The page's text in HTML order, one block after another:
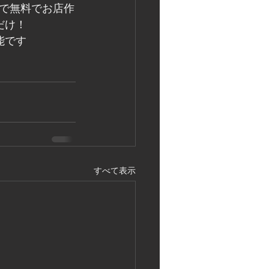
無料でお店作
！
です
すべて表示